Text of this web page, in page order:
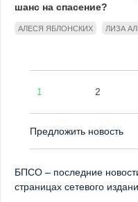
шанс на спасение?
АЛЕСЯ ЯБЛОНСКИХ ЛИЗА
Предложить новость
1 2
БПСО – последние
страницах сетевого